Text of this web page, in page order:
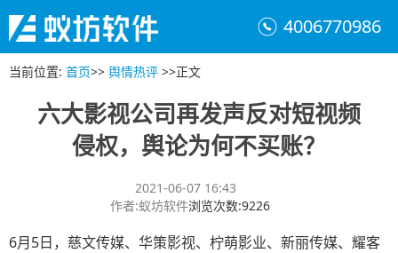
4006770986
当前位置: 首页>> 舆情热评 >>正文
六大影视公司再发声反对短视频
侵权，舆论为何不买账？
2021-06-07 16:43
作者:蚁坊软件浏览次数:9226
6月5日，慈文传媒、华策影视、柠萌影业、新丽传媒、耀客